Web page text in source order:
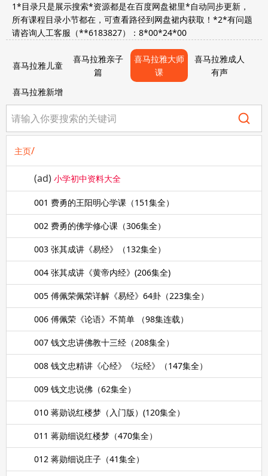
1*目录只是展示搜索*资源都是在百度网盘裙里*自动同步更新，
所有课程目录小节都在，可查看路径到网盘裙内获取！*2*有问题
请咨询人工客服（**6183827）：8*00*24*00
喜马拉雅儿童
喜马拉雅亲子
篇
喜马拉雅大师
课
喜马拉雅成人
有声
喜马拉雅新增
主页/
(ad) 小学初中资料大全
001 费勇的王阳明心学课（151集全）
002 费勇的佛学修心课（306集全）
003 张其成讲《易经》（132集全）
004 张其成讲《黄帝内经》(206集全)
005 傅佩荣佩荣详解《易经》64卦（223集全）
006 傅佩荣《论语》不简单 （98集连载）
007 钱文忠讲佛教十三经（208集全）
008 钱文忠精讲《心经》《坛经》（147集全）
009 钱文忠说佛（62集全）
010 蒋勋说红楼梦（入门版）(120集全）
011 蒋勋细说红楼梦（470集全）
012 蒋勋细说庄子（41集全）